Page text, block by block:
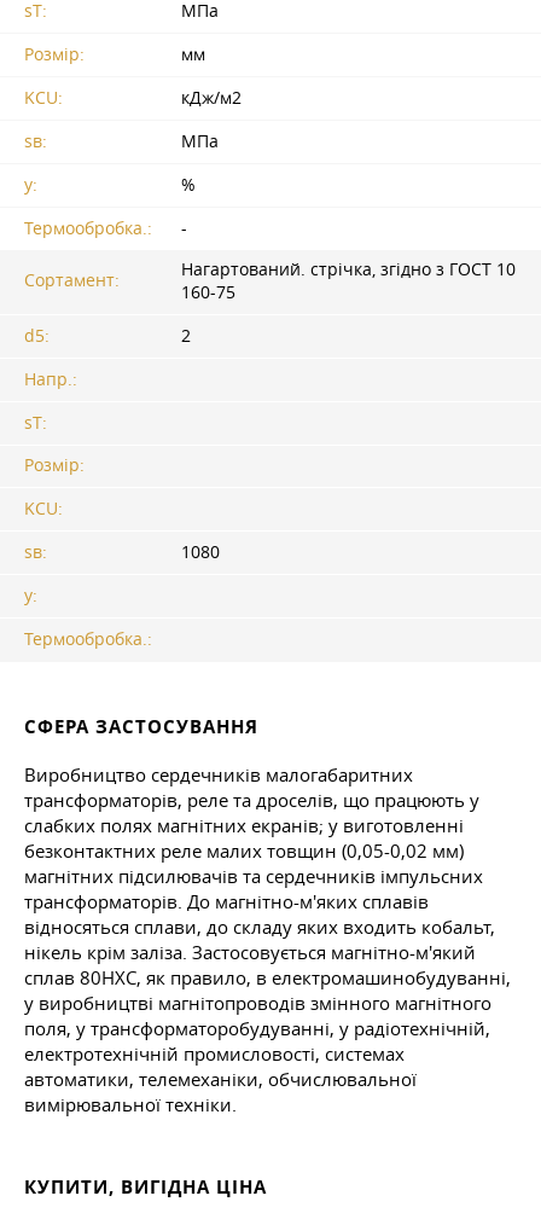
sT:
МПа
Розмір:
мм
KCU:
кДж/м2
sв:
МПа
y:
%
Термообробка.:
-
Сортамент:
Нагартований. стрічка, згідно з ГОСТ 10
160-75
d5:
2
Напр.:
sT:
Розмір:
KCU:
sв:
1080
y:
Термообробка.:
СФЕРА ЗАСТОСУВАННЯ
Виробництво сердечників малогабаритних
трансформаторів, реле та дроселів, що працюють у
слабких полях магнітних екранів; у виготовленні
безконтактних реле малих товщин (0,05-0,02 мм)
магнітних підсилювачів та сердечників імпульсних
трансформаторів. До магнітно-м'яких сплавів
відносяться сплави, до складу яких входить кобальт,
нікель крім заліза. Застосовується магнітно-м'який
сплав 80НХС, як правило, в електромашинобудуванні,
у виробництві магнітопроводів змінного магнітного
поля, у трансформаторобудуванні, у радіотехнічній,
електротехнічній промисловості, системах
автоматики, телемеханіки, обчислювальної
вимірювальної техніки.
КУПИТИ, ВИГІДНА ЦІНА